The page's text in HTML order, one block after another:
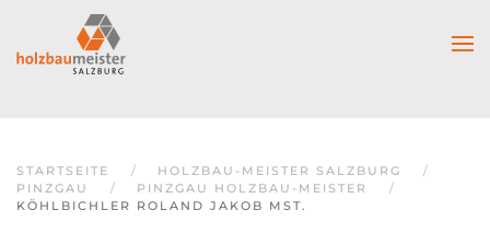
STARTSEITE
HOLZBAU-MEISTER SALZBURG
PINZGAU
PINZGAU HOLZBAU-MEISTER
KÖHLBICHLER ROLAND JAKOB MST.